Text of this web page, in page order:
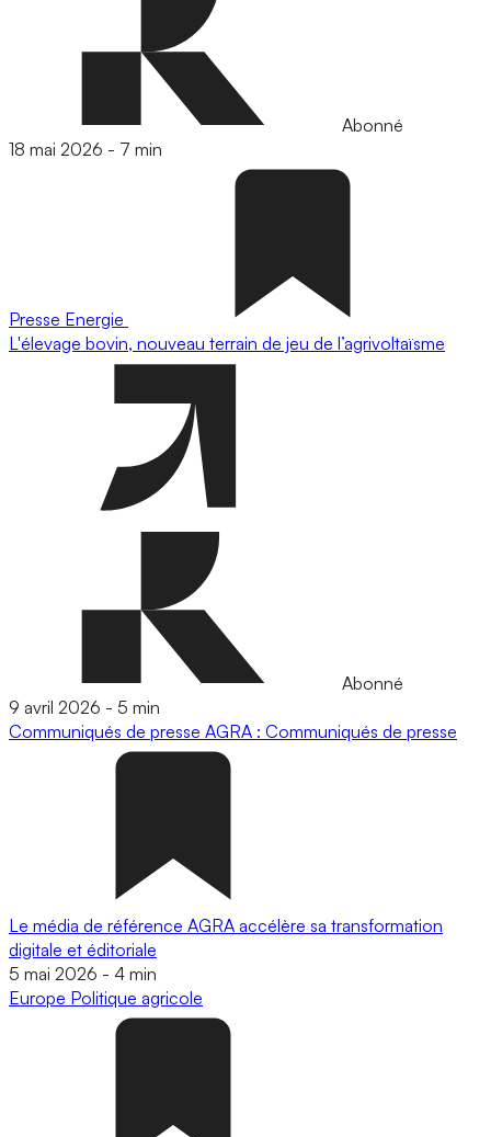
Abonné
18 mai 2026 - 7 min
Presse Energie
L'élevage bovin, nouveau terrain de jeu de l’agrivoltaïsme
Abonné
9 avril 2026 - 5 min
Communiqués de presse AGRA : Communiqués de presse
Le média de référence AGRA accélère sa transformation
digitale et éditoriale
5 mai 2026 - 4 min
Europe Politique agricole